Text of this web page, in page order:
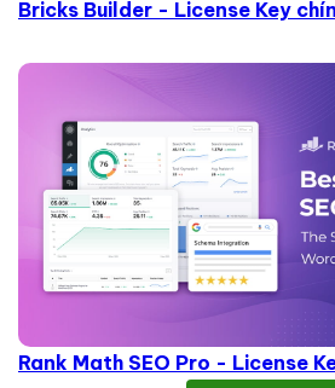
Bricks Builder - License Key
Rank Math SEO Pro - License